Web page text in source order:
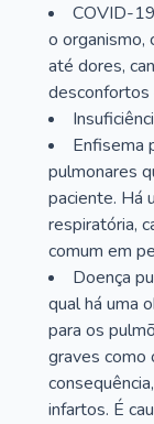
COVID-
o organismo,
até dores,
desconfortos
Enfisema
pulmonares
paciente. Há
respiratória,
comum em
Doença
qual há uma
para os
graves como
infartos. É